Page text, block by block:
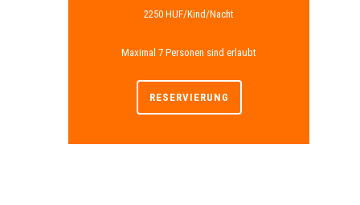
2250 HUF/Kind/Nacht
Maximal 7 Personen sind erlaubt
RESERVIERUNG